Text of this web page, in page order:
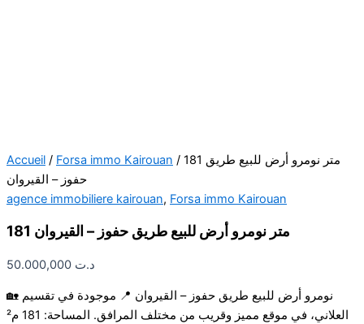
Accueil / Forsa immo Kairouan / 181 متر نومرو أرض للبيع طريق
حفوز – القيروان
agence immobiliere kairouan, Forsa immo Kairouan
181 متر نومرو أرض للبيع طريق حفوز – القيروان
د.ت
🏡 نومرو أرض للبيع طريق حفوز – القيروان 📍 موجودة في تقسيم
العلاني، في موقع مميز وقريب من مختلف المرافق. المساحة: 181 م²